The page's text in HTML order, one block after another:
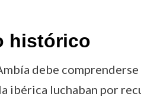
histórico
debe
ibérica luchaban por